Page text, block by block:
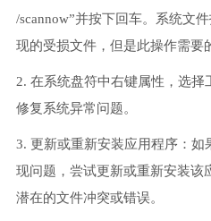
/scannow”并按下回车。系统文
现的受损文件，但是此操作需要
2. 在系统盘符中右键属性，选
修复系统异常问题。
3. 更新或重新安装应用程序：如
现问题，尝试更新或重新安装该
潜在的文件冲突或错误。